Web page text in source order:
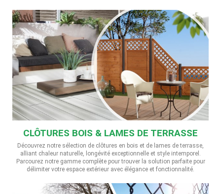
CLÔTURES BOIS & LAMES DE TERRASSE
Découvrez notre sélection de clôtures en bois et de lames de terrasse,
alliant chaleur naturelle, longévité exceptionnelle et style intemporel.
Parcourez notre gamme complète pour trouver la solution parfaite pour
délimiter votre espace extérieur avec élégance et fonctionnalité.